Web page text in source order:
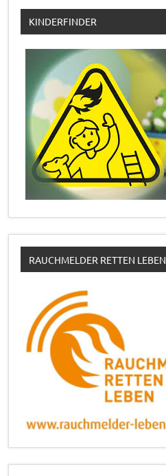
KINDERFINDER
RAUCHMELDER RETTEN LEBEN